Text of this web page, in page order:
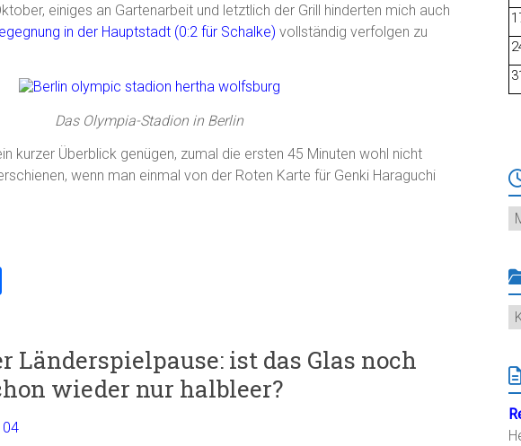
einiges an Gartenarbeit und letztlich der Grill hinderten mich auch
in der Hauptstadt (0:2 für Schalke) vollständig verfolgen zu
Das Olympia-Stadion in Berlin
kurzer Überblick genügen, zumal die ersten 45 Minuten wohl nicht
wenn man einmal von der Roten Karte für Genki Haraguchi
n Länderspielpause: ist das Glas noch
wieder nur halbleer?
04